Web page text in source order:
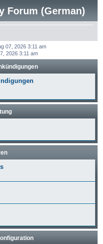
Forum (German)
07, 2026 3:11 am
2026 3:11 am